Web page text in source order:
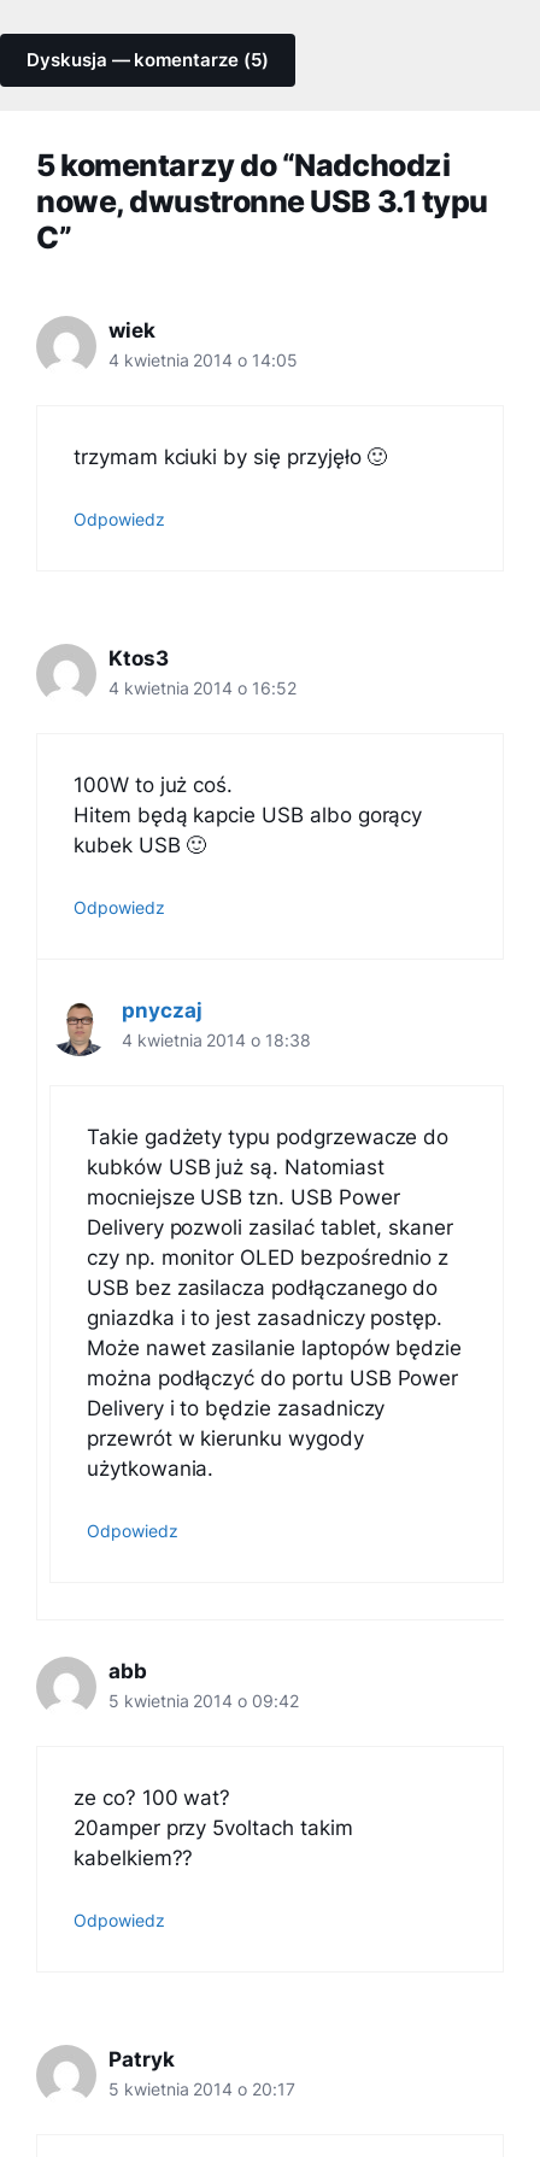
Dyskusja — komentarze (5)
5 komentarzy do “Nadchodzi
nowe, dwustronne USB 3.1 typu
C”
wiek
4 kwietnia 2014 o 14:05
trzymam kciuki by się przyjęło 🙂
Odpowiedz
Ktos3
4 kwietnia 2014 o 16:52
100W to już coś.
Hitem będą kapcie USB albo gorący
kubek USB 🙂
Odpowiedz
pnyczaj
4 kwietnia 2014 o 18:38
Takie gadżety typu podgrzewacze do
kubków USB już są. Natomiast
mocniejsze USB tzn. USB Power
Delivery pozwoli zasilać tablet, skaner
czy np. monitor OLED bezpośrednio z
USB bez zasilacza podłączanego do
gniazdka i to jest zasadniczy postęp.
Może nawet zasilanie laptopów będzie
można podłączyć do portu USB Power
Delivery i to będzie zasadniczy
przewrót w kierunku wygody
użytkowania.
Odpowiedz
abb
5 kwietnia 2014 o 09:42
ze co? 100 wat?
20amper przy 5voltach takim
kabelkiem??
Odpowiedz
Patryk
5 kwietnia 2014 o 20:17